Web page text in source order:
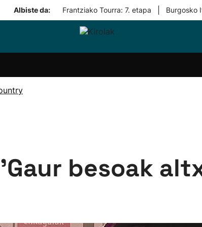
Albiste da: Frantziako Tourra: 7. etapa Burgosko
Taldeak
besoak